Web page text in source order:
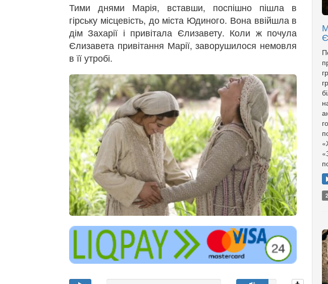
Тими днями Марія, вставши, поспішно пішла в
гірську місцевість, до міста Юдиного. Вона ввійшла в
дім Захарії і привітала Єлизавету. Коли ж почула
Єлизавета привітання Марії, заворушилося немовля
в її утробі.